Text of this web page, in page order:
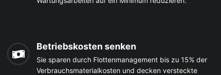
Betriebskosten senken
Sie sparen durch Flottenmanagement bis zu 15% der
Verbrauchsmaterialkosten und decken versteckte